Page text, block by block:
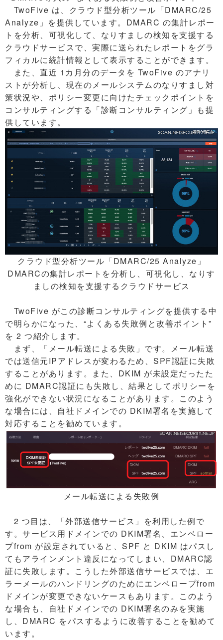
TwoFive は、クラウド型分析ツール「DMARC/25
Analyze」を提供しています。DMARC の集計レポー
トを分析、可視化して、なりすましの検知を支援する
クラウドサービスで、実際に送られたレポートをグラ
フィカルに統計情報として表示することができます。
また、直近 1カ月分のデータを TwoFive のアナリ
ストが分析し、現在のメールシステムのなりすまし対
策状況や、ポリシー変更に向けたチェックポイントを
コンサルティングする「診断コンサルティング」も提
供しています。
クラウド型分析ツール「DMARC/25 Analyze」
DMARCの集計レポートを分析し、可視化し、なりす
ましの検知を支援するクラウドサービス
TwoFive がこの診断コンサルティングを提供する中
で明らかになった、“よくある失敗例と改善ポイント”
を 2 つ紹介します。
まず、「メール転送による失敗」です。メール転送
では送信元IPアドレスが変わるため、SPF認証に失敗
することがあります。また、DKIM が未設定だったた
めに DMARC認証にも失敗し、結果としてポリシーを
強化ができない状況になることがあります。このよう
な場合には、自社ドメインでの DKIM署名を実施して
対応することを勧めています。
メール転送による失敗例
2 つ目は、「外部送信サービス」を利用した例で
す。サービス用ドメインでの DKIM署名、エンベロー
プfrom が設定されていると、SPF と DKIM はパスし
てもアラインメント違反になってしまい、DMARC認
証に失敗します。こうした外部送信サービスでは、エ
ラーメールのハンドリングのためにエンベロープfrom
ドメインが変更できないケースもあります。このよう
な場合も、自社ドメインでの DKIM署名のみを実施
し、DMARC をパスするように改善することを勧めて
います。